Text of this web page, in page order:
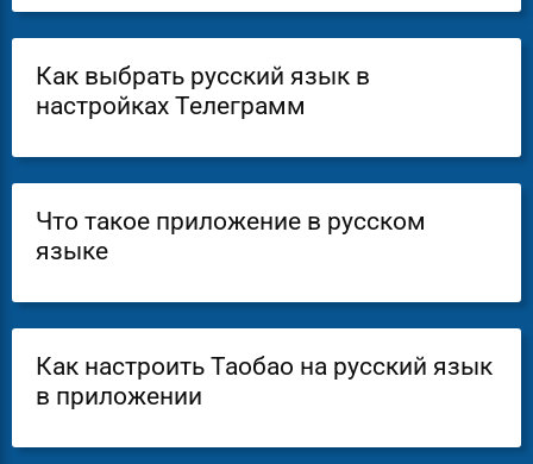
Как выбрать русский язык в
настройках Телеграмм
Что такое приложение в русском
языке
Как настроить Таобао на русский язык
в приложении